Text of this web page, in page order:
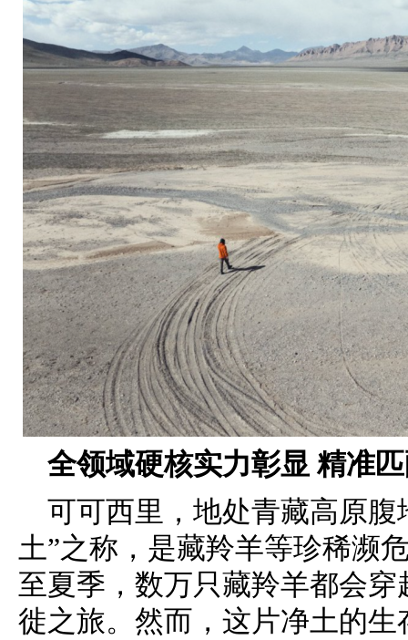
全领域硬核实力彰显 精准
可可西里，地处青藏高原
土”之称，是藏羚羊等珍稀濒
至夏季，数万只藏羚羊都会
徙之旅。然而，这片净土的